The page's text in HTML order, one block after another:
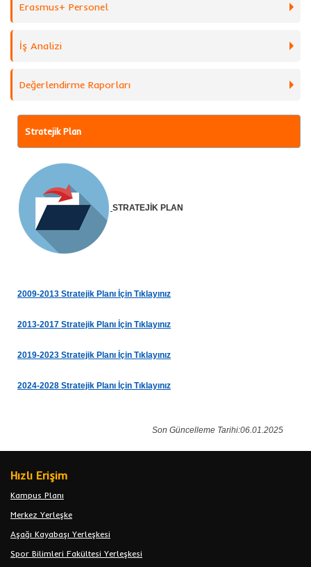
Erasmus+ Personel
İş Analizi
Değerlendirme Raporları
Stratejik Plan
STRATEJİK PLAN
2009-2013 Stratejik Planı İçin Tıklayınız
2013-2017 Stratejik Planı İçin Tıklayınız
2019-2023 Stratejik Planı İçin Tıklayınız
2024-2028 Stratejik Planı İçin Tıklayınız
Son Güncelleme Tarihi:06.01.2025
Hızlı Erişim
Kampus Planı
Merkez Yerleşke
Aşağı Kayabaşı Yerleşkesi
Spor Bilimleri Fakültesi Yerleşkesi